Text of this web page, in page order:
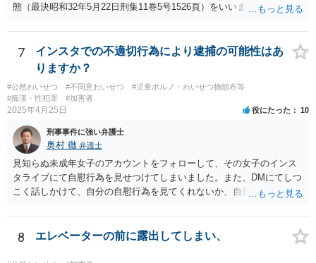
態（最決昭和32年5月22日刑集11巻5号1526頁）をいいます。公園は不
することは公然わいせつとなるでしょう。このような行為は実際に不
特定多数の者に認識される必要まではありません。 ですので、事実と
して公然わいせつ罪が成立している可能性が高いですし、防犯カメラ
に写っているとすればそれが証拠となるため、なんらかの刑事処分が
なされる可能性はあります。もちろん逮捕されるリスクもございます
が、そこは他に逃亡や罪証隠滅の可能性等も考慮しなければならない
れほど逮捕リスクは高くないのではないかと思います）。
7
インスタでの不適切行為により逮捕の可能性はあ
りますか？
#公然わいせつ #不同意わいせつ
#児童ポルノ・わいせつ物頒布等
#痴漢・性犯罪
#加害者
2025年4月25日 役にたった 10
刑事事件に強い弁護士
奥村 徹 弁護士
見知らぬ未成年女子のアカウントをフォローして、その女子のインス
タライブにて自慰行為を見せつけてしまいました。また、DMにてしつ
こく話しかけて、自分の自慰行為を見てくれないか、自慰行為を見せ
例違反（わいせつ行為）や公然わいせつ罪を疑われる行為で、警察に
知られれば捜査が始まるでしょう。 逮捕される危険はありますが、
可能性の％はわかりません。 対応としては自首は有効だとは思います
8 エレベーターの前に露出してしまい、